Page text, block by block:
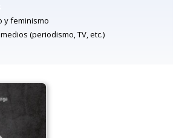
y feminismo
(periodismo, TV, etc.)